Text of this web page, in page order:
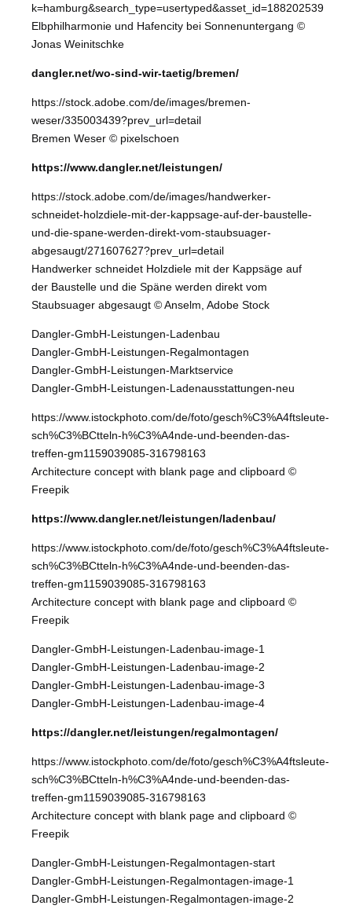
k=hamburg&search_type=usertyped&asset_id=188202539
Elbphilharmonie und Hafencity bei Sonnenuntergang ©
Jonas Weinitschke
dangler.net/wo-sind-wir-taetig/bremen/
https://stock.adobe.com/de/images/bremen-
weser/335003439?prev_url=detail
Bremen Weser © pixelschoen
https://www.dangler.net/leistungen/
https://stock.adobe.com/de/images/handwerker-
schneidet-holzdiele-mit-der-kappsage-auf-der-baustelle-
und-die-spane-werden-direkt-vom-staubsuager-
abgesaugt/271607627?prev_url=detail
Handwerker schneidet Holzdiele mit der Kappsäge auf
der Baustelle und die Späne werden direkt vom
Staubsuager abgesaugt © Anselm, Adobe Stock
Dangler-GmbH-Leistungen-Ladenbau
Dangler-GmbH-Leistungen-Regalmontagen
Dangler-GmbH-Leistungen-Marktservice
Dangler-GmbH-Leistungen-Ladenausstattungen-neu
https://www.istockphoto.com/de/foto/gesch%C3%A4ftsleute-
sch%C3%BCtteln-h%C3%A4nde-und-beenden-das-
treffen-gm1159039085-316798163
Architecture concept with blank page and clipboard ©
Freepik
https://www.dangler.net/leistungen/ladenbau/
https://www.istockphoto.com/de/foto/gesch%C3%A4ftsleute-
sch%C3%BCtteln-h%C3%A4nde-und-beenden-das-
treffen-gm1159039085-316798163
Architecture concept with blank page and clipboard ©
Freepik
Dangler-GmbH-Leistungen-Ladenbau-image-1
Dangler-GmbH-Leistungen-Ladenbau-image-2
Dangler-GmbH-Leistungen-Ladenbau-image-3
Dangler-GmbH-Leistungen-Ladenbau-image-4
https://dangler.net/leistungen/regalmontagen/
https://www.istockphoto.com/de/foto/gesch%C3%A4ftsleute-
sch%C3%BCtteln-h%C3%A4nde-und-beenden-das-
treffen-gm1159039085-316798163
Architecture concept with blank page and clipboard ©
Freepik
Dangler-GmbH-Leistungen-Regalmontagen-start
Dangler-GmbH-Leistungen-Regalmontagen-image-1
Dangler-GmbH-Leistungen-Regalmontagen-image-2